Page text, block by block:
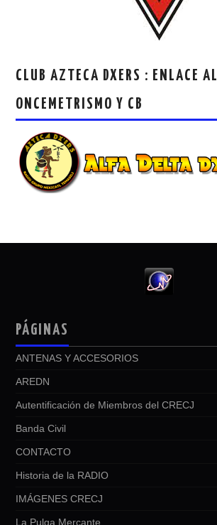
CLUB AZTECA DXERS : ENLACE AL
ONCEMETRISMO Y CB
PÁGINAS
ANTENAS Y ACCESORIOS
AREDN
Autentificación de Miembros del CRECJ
Banda Civil
CONTACTO
Historia de la RADIO
IMÁGENES CRECJ
La Pulga Mercante